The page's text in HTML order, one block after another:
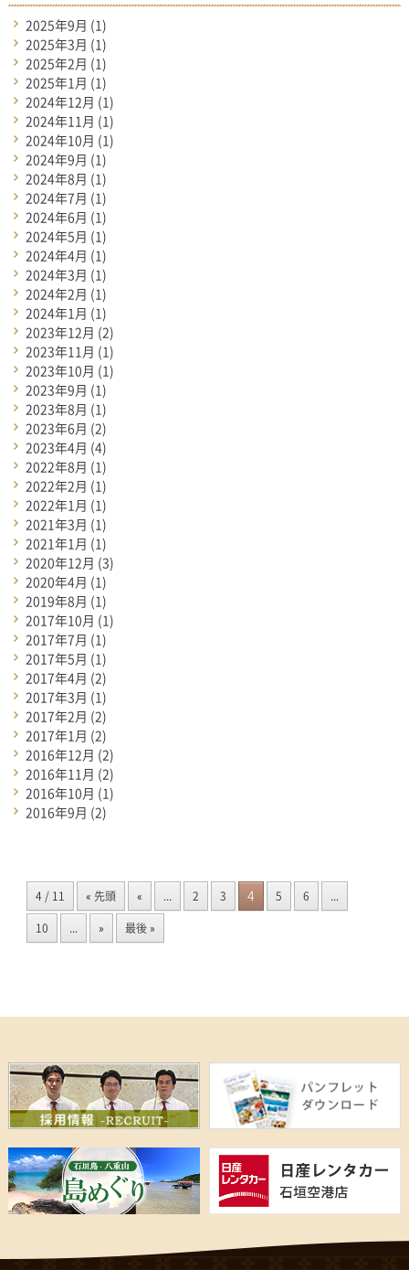
2025年9月 (1)
2025年3月 (1)
2025年2月 (1)
2025年1月 (1)
2024年12月 (1)
2024年11月 (1)
2024年10月 (1)
2024年9月 (1)
2024年8月 (1)
2024年7月 (1)
2024年6月 (1)
2024年5月 (1)
2024年4月 (1)
2024年3月 (1)
2024年2月 (1)
2024年1月 (1)
2023年12月 (2)
2023年11月 (1)
2023年10月 (1)
2023年9月 (1)
2023年8月 (1)
2023年6月 (2)
2023年4月 (4)
2022年8月 (1)
2022年2月 (1)
2022年1月 (1)
2021年3月 (1)
2021年1月 (1)
2020年12月 (3)
2020年4月 (1)
2019年8月 (1)
2017年10月 (1)
2017年7月 (1)
2017年5月 (1)
2017年4月 (2)
2017年3月 (1)
2017年2月 (2)
2017年1月 (2)
2016年12月 (2)
2016年11月 (2)
2016年10月 (1)
2016年9月 (2)
4 / 11 « 先頭 « ... 2 3 4 5 6
...
10
... » 最後 »